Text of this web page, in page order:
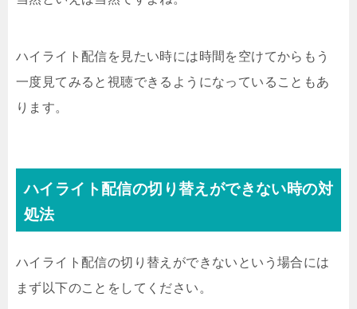
ハイライト配信を見たい時には時間を空けてからもう
一度見てみると視聴できるようになっていることもあ
ります。
ハイライト配信の切り替えができない時の対
処法
ハイライト配信の切り替えができないという場合には
まず以下のことをしてください。